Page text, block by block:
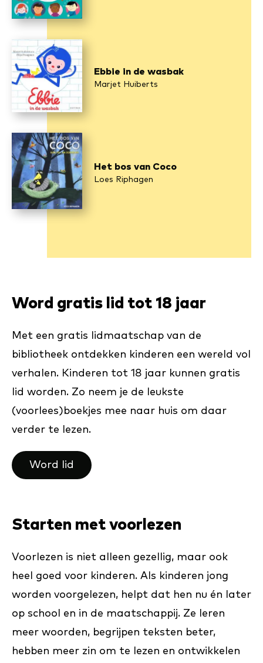
Ebbie in de wasbak
Marjet Huiberts
Het bos van Coco
Loes Riphagen
Word gratis lid tot 18 jaar
Met een gratis lidmaatschap van de
bibliotheek ontdekken kinderen een wereld vol
verhalen. Kinderen tot 18 jaar kunnen gratis
lid worden. Zo neem je de leukste
(voorlees)boekjes mee naar huis om daar
verder te lezen.
Word lid
Starten met voorlezen
Voorlezen is niet alleen gezellig, maar ook
heel goed voor kinderen. Als kinderen jong
worden voorgelezen, helpt dat hen nu én later
op school en in de maatschappij. Ze leren
meer woorden, begrijpen teksten beter,
hebben meer zin om te lezen en ontwikkelen